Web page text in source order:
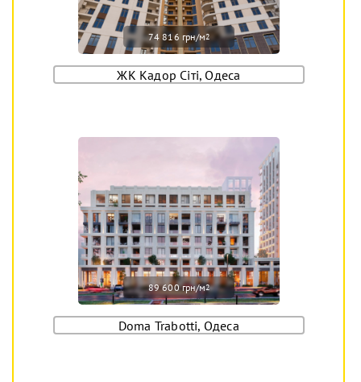
74 816 грн/м2
ЖК Кадор Сіті, Одеса
89 600 грн/м2
Doma Trabotti, Одеса